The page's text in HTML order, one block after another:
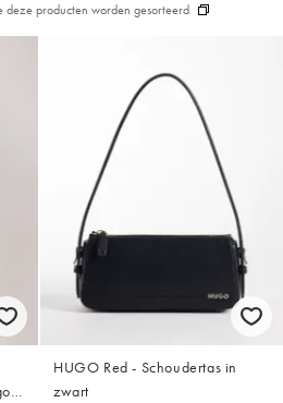
producten worden gesorteerd
HUGO Red - Schoudertas in
zwart